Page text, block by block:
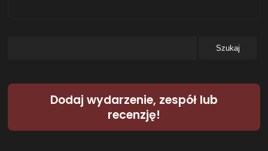
Dodaj wydarzenie, zespół lub
recenzję!